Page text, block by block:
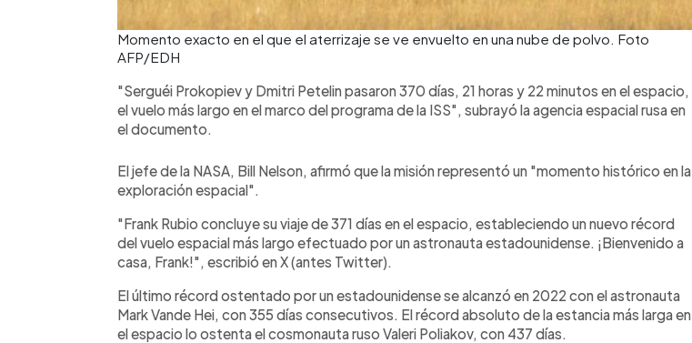
Momento exacto en el que el aterrizaje se ve envuelto en una nube de polvo. Foto
AFP/EDH
"Serguéi Prokopiev y Dmitri Petelin pasaron 370 días, 21 horas y 22 minutos en el espacio,
el vuelo más largo en el marco del programa de la ISS", subrayó la agencia espacial rusa en
el documento.
El jefe de la NASA, Bill Nelson, afirmó que la misión representó un "momento histórico en la
exploración espacial".
"Frank Rubio concluye su viaje de 371 días en el espacio, estableciendo un nuevo récord
del vuelo espacial más largo efectuado por un astronauta estadounidense. ¡Bienvenido a
casa, Frank!", escribió en X (antes Twitter).
El último récord ostentado por un estadounidense se alcanzó en 2022 con el astronauta
Mark Vande Hei, con 355 días consecutivos. El récord absoluto de la estancia más larga en
el espacio lo ostenta el cosmonauta ruso Valeri Poliakov, con 437 días.